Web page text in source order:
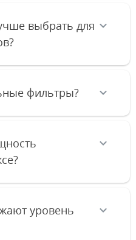
выбрать для
фильтры?
уровень